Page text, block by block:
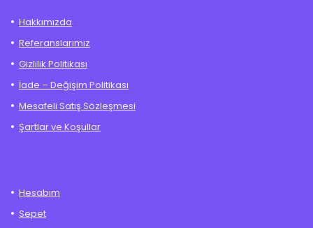
Hakkımızda
Referanslarımız
Gizlilik Politikası
İade – Değişim Politikası
Mesafeli Satış Sözleşmesi
Şartlar ve Koşullar
Hesabım
Sepet